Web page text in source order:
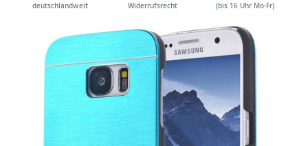
Bildergalerie
Bildergalerie
deutschlandweit
Widerrufsrecht
(bis 16 Uhr Mo-Fr)